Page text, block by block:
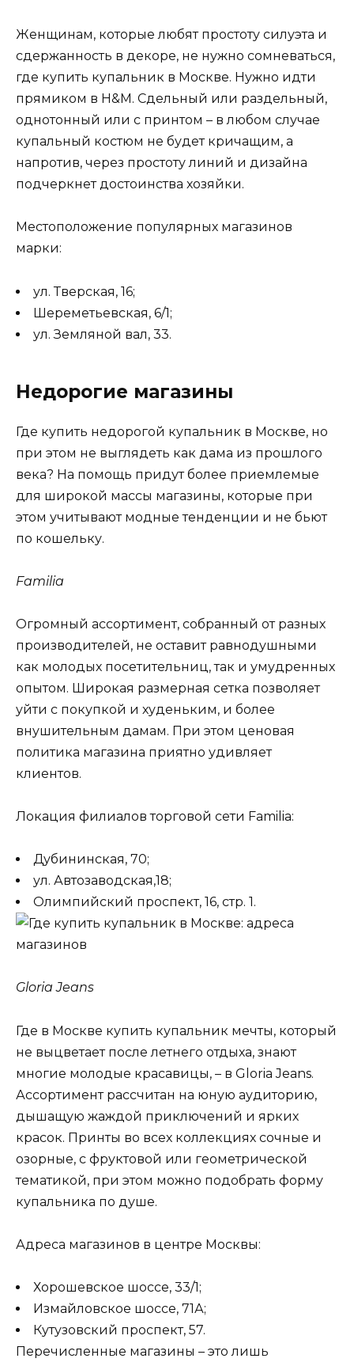
Женщинам, которые любят простоту силуэта и
сдержанность в декоре, не нужно сомневаться,
где купить купальник в Москве. Нужно идти
прямиком в H&M. Сдельный или раздельный,
однотонный или с принтом – в любом случае
купальный костюм не будет кричащим, а
напротив, через простоту линий и дизайна
подчеркнет достоинства хозяйки.
Местоположение популярных магазинов
марки:
ул. Тверская, 16;
Шереметьевская, 6/1;
ул. Земляной вал, 33.
Недорогие магазины
Где купить недорогой купальник в Москве, но
при этом не выглядеть как дама из прошлого
века? На помощь придут более приемлемые
для широкой массы магазины, которые при
этом учитывают модные тенденции и не бьют
по кошельку.
Familia
Огромный ассортимент, собранный от разных
производителей, не оставит равнодушными
как молодых посетительниц, так и умудренных
опытом. Широкая размерная сетка позволяет
уйти с покупкой и худеньким, и более
внушительным дамам. При этом ценовая
политика магазина приятно удивляет
клиентов.
Локация филиалов торговой сети Familia:
Дубининская, 70;
ул. Автозаводская,18;
Олимпийский проспект, 16, стр. 1.
Gloria Jeans
Где в Москве купить купальник мечты, который
не выцветает после летнего отдыха, знают
многие молодые красавицы, – в Gloria Jeans.
Ассортимент рассчитан на юную аудиторию,
дышащую жаждой приключений и ярких
красок. Принты во всех коллекциях сочные и
озорные, с фруктовой или геометрической
тематикой, при этом можно подобрать форму
купальника по душе.
Адреса магазинов в центре Москвы:
Хорошевское шоссе, 33/1;
Измайловское шоссе, 71А;
Кутузовский проспект, 57.
Перечисленные магазины – это лишь